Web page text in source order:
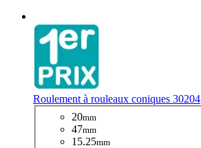
Roulement à rouleaux coniques 30204
20mm
47mm
15.25mm